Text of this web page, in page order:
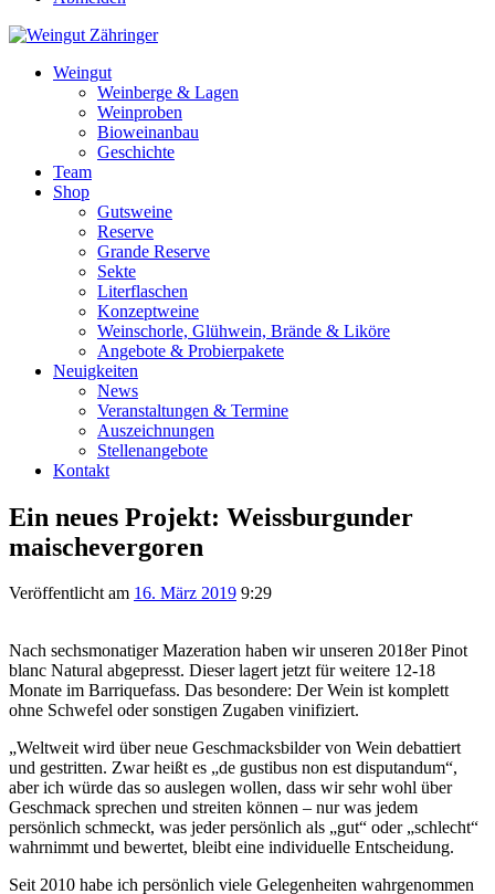
Weingut
Weinberge & Lagen
Weinproben
Bioweinanbau
Geschichte
Team
Shop
Gutsweine
Reserve
Grande Reserve
Sekte
Literflaschen
Konzeptweine
Weinschorle, Glühwein, Brände & Liköre
Angebote & Probierpakete
Neuigkeiten
News
Veranstaltungen & Termine
Auszeichnungen
Stellenangebote
Kontakt
Ein neues Projekt: Weissburgunder
maischevergoren
Veröffentlicht am 16. März 2019 9:29
Nach sechsmonatiger Mazeration haben wir unseren 2018er Pinot
blanc Natural abgepresst. Dieser lagert jetzt für weitere 12-18
Monate im Barriquefass. Das besondere: Der Wein ist komplett
ohne Schwefel oder sonstigen Zugaben vinifiziert.
„Weltweit wird über neue Geschmacksbilder von Wein debattiert
und gestritten. Zwar heißt es „de gustibus non est disputandum“,
aber ich würde das so auslegen wollen, dass wir sehr wohl über
Geschmack sprechen und streiten können – nur was jedem
persönlich schmeckt, was jeder persönlich als „gut“ oder „schlecht“
wahrnimmt und bewertet, bleibt eine individuelle Entscheidung.
Seit 2010 habe ich persönlich viele Gelegenheiten wahrgenommen